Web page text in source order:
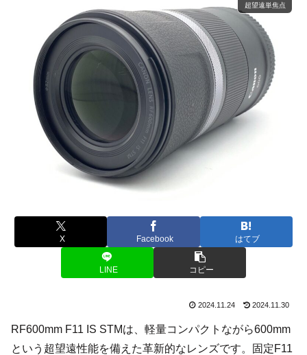
超望遠単焦点
X Facebook はてブ
LINE コピー
2024.11.24 2024.11.30
RF600mm F11 IS STMは、軽量コンパクトながら600mm
という超望遠性能を備えた革新的なレンズです。固定F11